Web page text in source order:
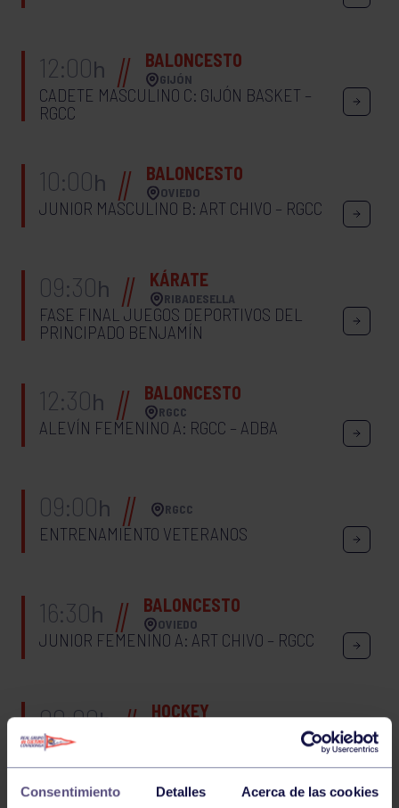
Consentimiento Detalles Acerca de las cookies
12:00h BALONCESTO
GIJÓN
CADETE MASCULINO C: GIJÓN BASKET –
RGCC
10:00h BALONCESTO
OVIEDO
JUNIOR MASCULINO B: ART CHIVO – RGCC
09:30h KÁRATE
RIBADESELLA
FASE FINAL JUEGOS DEPORTIVOS DEL
PRINCIPADO BENJAMÍN
12:30h BALONCESTO
RGCC
ALEVÍN FEMENINO A: RGCC – ADBA
09:00h RGCC
ENTRENAMIENTO VETERANOS
16:30h BALONCESTO
OVIEDO
JUNIOR FEMENINO A: ART CHIVO – RGCC
00:00h HOCKEY
CTO ASTURIAS JUVENIL MASCULINO:
LLOBERU – GRUPO